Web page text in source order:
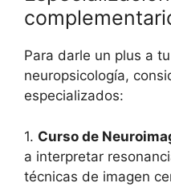
Para darle un plus a
neuropsicología,
especializados:
1. Curso de
a interpretar
técnicas de imagen